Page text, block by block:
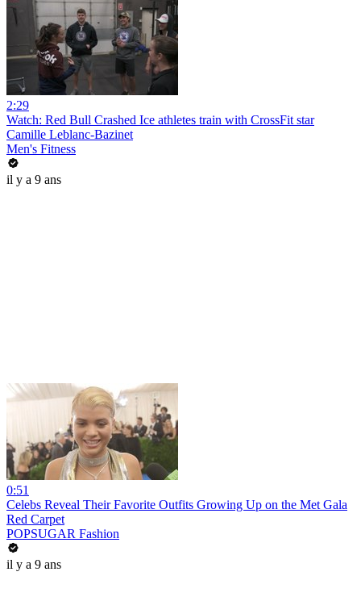
2:29
Watch: Red Bull Crashed Ice athletes train with CrossFit star
Camille Leblanc-Bazinet
Men's Fitness
il y a 9 ans
0:51
Celebs Reveal Their Favorite Outfits Growing Up on the Met Gala
Red Carpet
POPSUGAR Fashion
il y a 9 ans